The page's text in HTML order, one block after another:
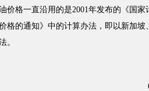
格一直沿用的是2001年发布的《国家
格的通知》中的计算办法，即以新加坡
。